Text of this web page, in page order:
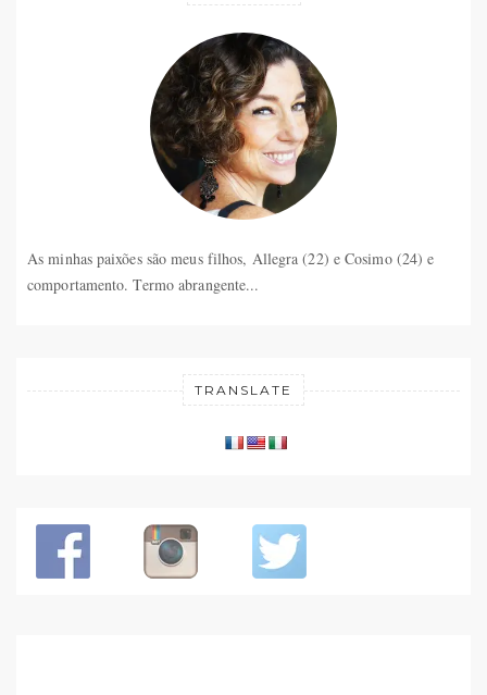
As minhas paixões são meus filhos, Allegra (22) e Cosimo (24) e
comportamento. Termo abrangente...
TRANSLATE